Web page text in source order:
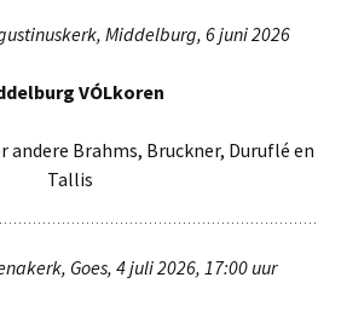
Middelburg, 6 juni 2026
VÓLkoren
andere Brahms, Bruckner, Duruflé en
Tallis
Goes, 4 juli 2026, 17:00 uur